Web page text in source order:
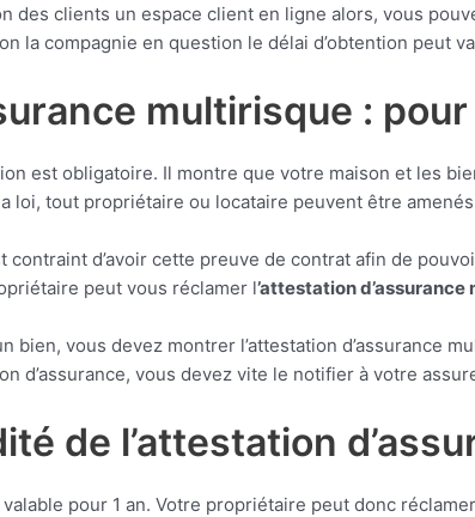
des clients un espace client en ligne alors, vous
la compagnie en question le délai d’obtention peut
multirisque : pour
est obligatoire. Il montre que votre maison et les
loi, tout propriétaire ou locataire peuvent être
contraint d’avoir cette preuve de contrat afin de
peut vous réclamer l’attestation
bien, vous devez montrer l’attestation d’assurance
d’assurance, vous devez vite le notifier à votre
de l’attestation
pour 1 an. Votre propriétaire peut donc